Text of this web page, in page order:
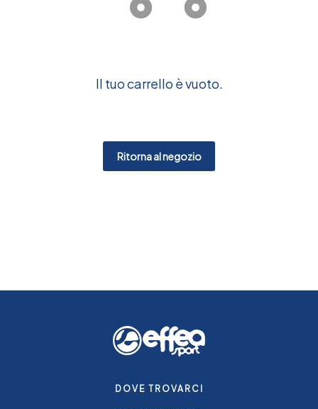
Il tuo carrello è vuoto.
Ritorna al negozio
DOVE TROVARCI